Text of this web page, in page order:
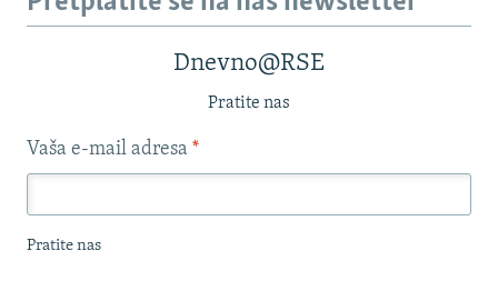
Dnevno@RSE
Pratite nas
Vaša e-mail adresa *
Pratite nas